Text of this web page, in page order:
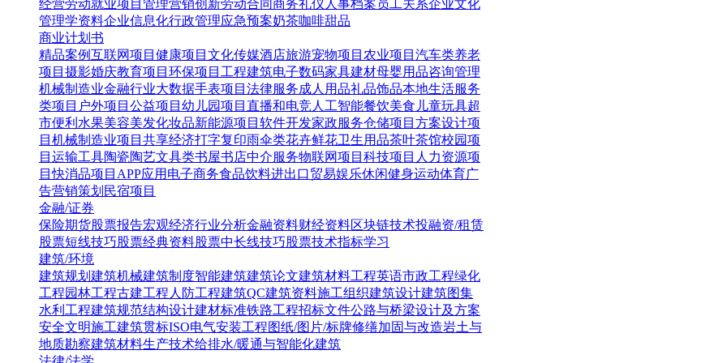
经营劳动就业项目管理营销创新劳动合同 商务礼仪 人事档案 员工关系企业文化
管理学资料企业信息化行政管理应急预案奶茶咖啡甜品
商业计划书
精品案例互联网项目 健康项目 文化传媒酒店旅游宠物项目 农业项目 汽车类养老
项目 摄影婚庆教育项目 环保项目 工程建筑电子数码家具建材母婴用品咨询管理
机械制造业金融行业大数据手表项目 法律服务成人用品礼品饰品本地生活服务
类项目 户外项目 公益项目 幼儿园项目 直播和电竞人工智能餐饮美食 儿童玩具超
市便利水果美容美发化妆品新能源项目 软件开发家政服务仓储项目 方案设计项
目 机械制造业项目 共享经济打字复印雨伞类花卉鲜花卫生用品茶叶茶馆校园项
目 运输工具陶瓷陶艺文具类书屋书店中介服务物联网项目 科技项目 人力资源项
目快消品项目 APP应用 电子商务食品饮料进出口贸易娱乐休闲健身运动体育广
告营销策划 民宿项目
金融/证券
保险期货股票报告宏观经济行业分析金融资料财经资料区块链技术投融资/租赁
股票短线技巧股票经典资料股票中长线技巧股票技术指标学习
建筑/环境
建筑规划 建筑机械建筑制度智能建筑建筑论文建筑材料工程英语市政工程绿化
工程园林工程古建工程 人防工程建筑QC建筑资料施工组织建筑设计建筑图集
水利工程建筑规范结构设计建材标准铁路工程招标文件公路与桥梁设计及方案
安全文明施工建筑贯标ISO电气安装工程图纸/图片/标牌修缮加固与改造岩土与
地质勘察建筑材料生产技术给排水/暖通与智能化建筑